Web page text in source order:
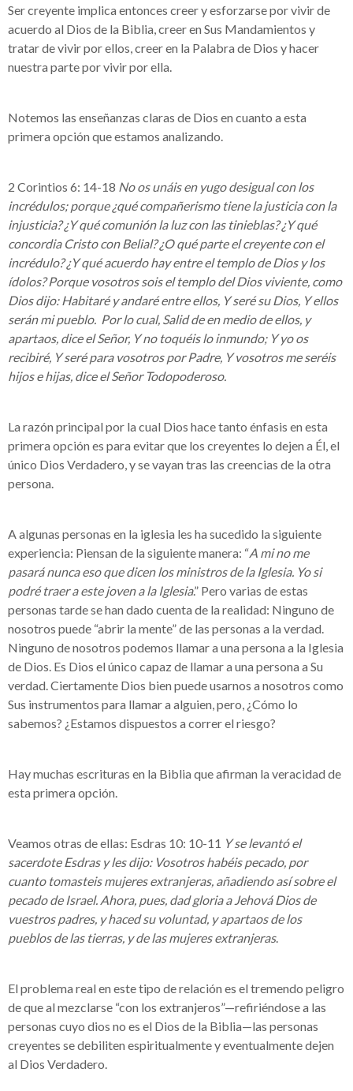
Ser creyente implica entonces creer y esforzarse por vivir de
acuerdo al Dios de la Biblia, creer en Sus Mandamientos y
tratar de vivir por ellos, creer en la Palabra de Dios y hacer
nuestra parte por vivir por ella.
Notemos las enseñanzas claras de Dios en cuanto a esta
primera opción que estamos analizando.
2 Corintios 6: 14-18 No os unáis en yugo desigual con los
incrédulos; porque ¿qué compañerismo tiene la justicia con la
injusticia? ¿Y qué comunión la luz con las tinieblas? ¿Y qué
concordia Cristo con Belial? ¿O qué parte el creyente con el
incrédulo? ¿Y qué acuerdo hay entre el templo de Dios y los
ídolos? Porque vosotros sois el templo del Dios viviente, como
Dios dijo: Habitaré y andaré entre ellos, Y seré su Dios, Y ellos
serán mi pueblo. Por lo cual, Salid de en medio de ellos, y
apartaos, dice el Señor, Y no toquéis lo inmundo; Y yo os
recibiré, Y seré para vosotros por Padre, Y vosotros me seréis
hijos e hijas, dice el Señor Todopoderoso.
La razón principal por la cual Dios hace tanto énfasis en esta
primera opción es para evitar que los creyentes lo dejen a Él, el
único Dios Verdadero, y se vayan tras las creencias de la otra
persona.
A algunas personas en la iglesia les ha sucedido la siguiente
experiencia: Piensan de la siguiente manera: “A mi no me
pasará nunca eso que dicen los ministros de la Iglesia. Yo si
podré traer a este joven a la Iglesia.” Pero varias de estas
personas tarde se han dado cuenta de la realidad: Ninguno de
nosotros puede “abrir la mente” de las personas a la verdad.
Ninguno de nosotros podemos llamar a una persona a la Iglesia
de Dios. Es Dios el único capaz de llamar a una persona a Su
verdad. Ciertamente Dios bien puede usarnos a nosotros como
Sus instrumentos para llamar a alguien, pero, ¿Cómo lo
sabemos? ¿Estamos dispuestos a correr el riesgo?
Hay muchas escrituras en la Biblia que afirman la veracidad de
esta primera opción.
Veamos otras de ellas: Esdras 10: 10-11 Y se levantó el
sacerdote Esdras y les dijo: Vosotros habéis pecado, por
cuanto tomasteis mujeres extranjeras, añadiendo así sobre el
pecado de Israel. Ahora, pues, dad gloria a Jehová Dios de
vuestros padres, y haced su voluntad, y apartaos de los
pueblos de las tierras, y de las mujeres extranjeras.
El problema real en este tipo de relación es el tremendo peligro
de que al mezclarse “con los extranjeros”—refiriéndose a las
personas cuyo dios no es el Dios de la Biblia—las personas
creyentes se debiliten espiritualmente y eventualmente dejen
al Dios Verdadero.